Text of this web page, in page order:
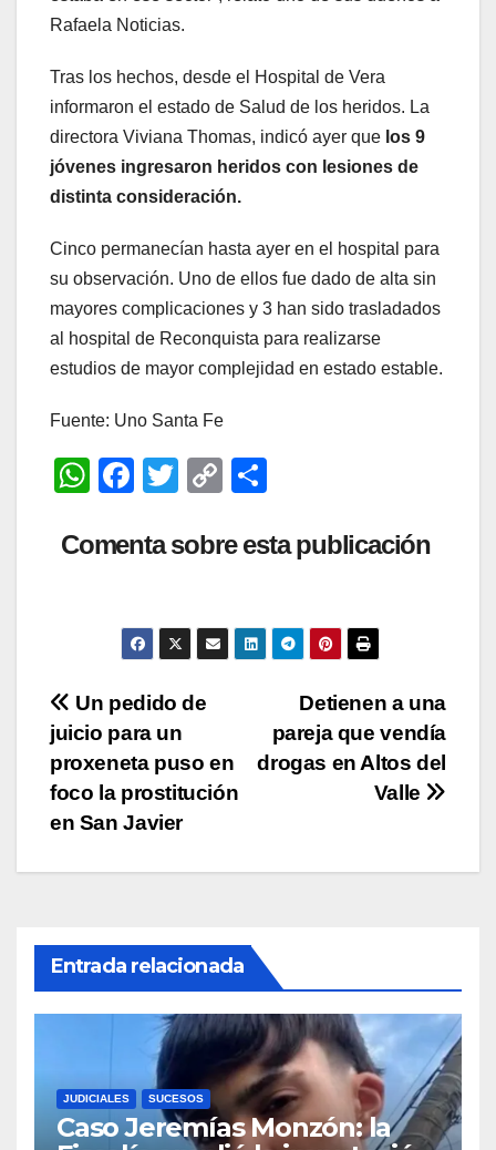
Rafaela Noticias.
Tras los hechos, desde el Hospital de Vera
informaron el estado de Salud de los heridos. La
directora Viviana Thomas, indicó ayer que los 9
jóvenes ingresaron heridos con lesiones de
distinta consideración.
Cinco permanecían hasta ayer en el hospital para
su observación. Uno de ellos fue dado de alta sin
mayores complicaciones y 3 han sido trasladados
al hospital de Reconquista para realizarse
estudios de mayor complejidad en estado estable.
Fuente: Uno Santa Fe
W
at
F
c
b
o
o
k
T
tt
C
p
Li
n
m
ar
tir
Comenta sobre esta publicación
Navegación
de
entradas
Detienen a una
pareja que vendía
drogas en Altos del
Valle
Un pedido de
juicio para un
proxeneta puso en
foco la prostitución
en San Javier
Entrada relacionada
JUDICIALES SUCESOS
Caso Jeremías Monzón: la